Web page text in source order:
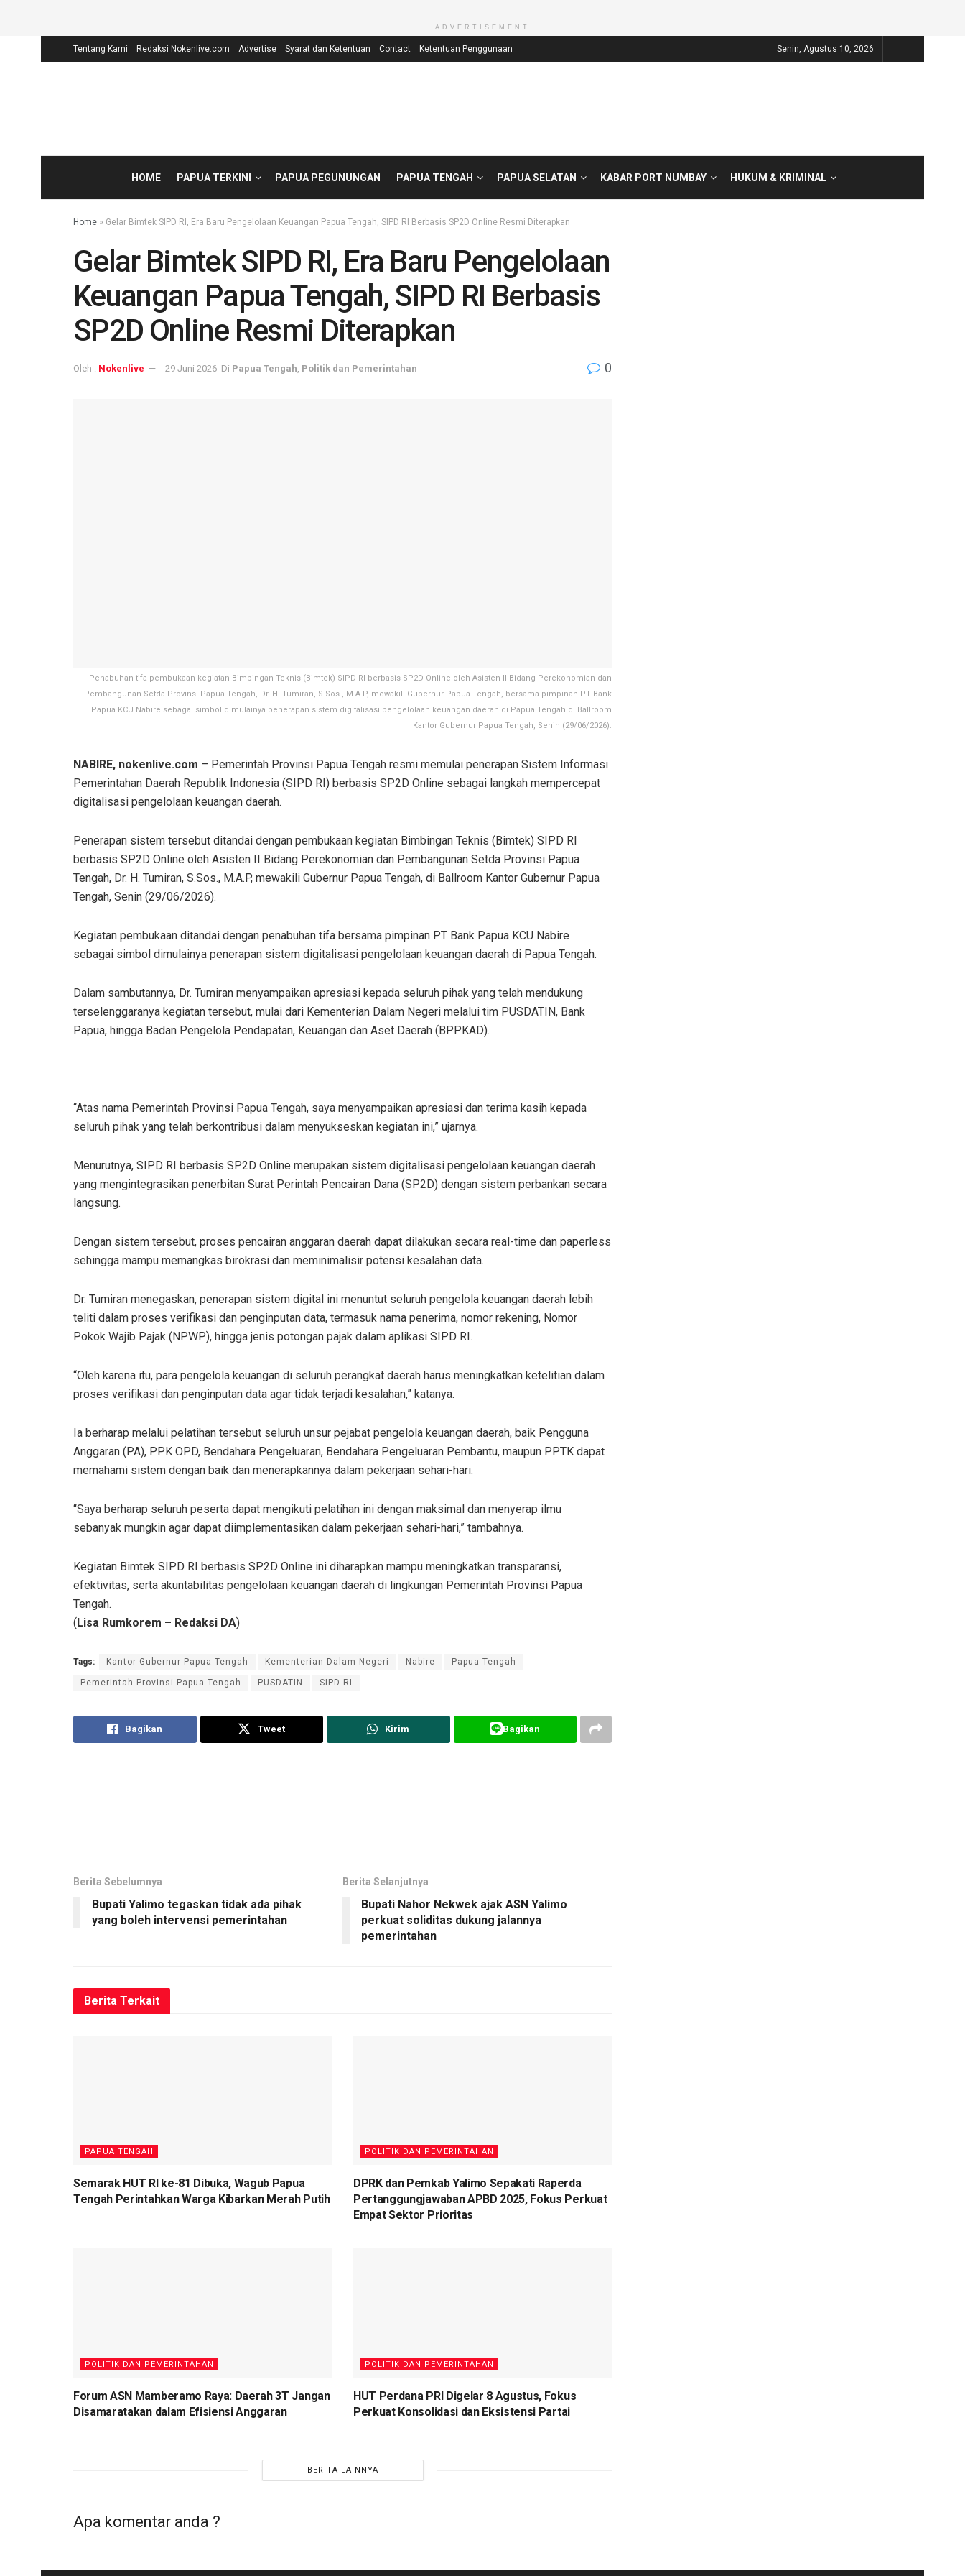
ADVERTISEMENT
Tentang Kami Redaksi Nokenlive.com Advertise Syarat dan Ketentuan Contact Ketentuan Penggunaan Senin, Agustus 10, 2026
HOME PAPUA TERKINI PAPUA PEGUNUNGAN PAPUA TENGAH PAPUA SELATAN KABAR PORT NUMBAY HUKUM & KRIMINAL
Home » Gelar Bimtek SIPD RI, Era Baru Pengelolaan Keuangan Papua Tengah, SIPD RI Berbasis SP2D Online Resmi Diterapkan
Gelar Bimtek SIPD RI, Era Baru Pengelolaan
Keuangan Papua Tengah, SIPD RI Berbasis
SP2D Online Resmi Diterapkan
Oleh : Nokenlive 29 Juni 2026 Di Papua Tengah Politik dan Pemerintahan 0
Penabuhan tifa pembukaan kegiatan Bimbingan Teknis (Bimtek) SIPD RI berbasis SP2D Online oleh Asisten II Bidang Perekonomian dan
Pembangunan Setda Provinsi Papua Tengah, Dr. H. Tumiran, S.Sos., M.A.P, mewakili Gubernur Papua Tengah, bersama pimpinan PT Bank
Papua KCU Nabire sebagai simbol dimulainya penerapan sistem digitalisasi pengelolaan keuangan daerah di Papua Tengah.di Ballroom
Kantor Gubernur Papua Tengah, Senin (29/06/2026).
NABIRE, nokenlive.com – Pemerintah Provinsi Papua Tengah resmi memulai penerapan Sistem Informasi
Pemerintahan Daerah Republik Indonesia (SIPD RI) berbasis SP2D Online sebagai langkah mempercepat
digitalisasi pengelolaan keuangan daerah.
Penerapan sistem tersebut ditandai dengan pembukaan kegiatan Bimbingan Teknis (Bimtek) SIPD RI
berbasis SP2D Online oleh Asisten II Bidang Perekonomian dan Pembangunan Setda Provinsi Papua
Tengah, Dr. H. Tumiran, S.Sos., M.A.P, mewakili Gubernur Papua Tengah, di Ballroom Kantor Gubernur Papua
Tengah, Senin (29/06/2026).
Kegiatan pembukaan ditandai dengan penabuhan tifa bersama pimpinan PT Bank Papua KCU Nabire
sebagai simbol dimulainya penerapan sistem digitalisasi pengelolaan keuangan daerah di Papua Tengah.
Dalam sambutannya, Dr. Tumiran menyampaikan apresiasi kepada seluruh pihak yang telah mendukung
terselenggaranya kegiatan tersebut, mulai dari Kementerian Dalam Negeri melalui tim PUSDATIN, Bank
Papua, hingga Badan Pengelola Pendapatan, Keuangan dan Aset Daerah (BPPKAD).
“Atas nama Pemerintah Provinsi Papua Tengah, saya menyampaikan apresiasi dan terima kasih kepada
seluruh pihak yang telah berkontribusi dalam menyukseskan kegiatan ini,” ujarnya.
Menurutnya, SIPD RI berbasis SP2D Online merupakan sistem digitalisasi pengelolaan keuangan daerah
yang mengintegrasikan penerbitan Surat Perintah Pencairan Dana (SP2D) dengan sistem perbankan secara
langsung.
Dengan sistem tersebut, proses pencairan anggaran daerah dapat dilakukan secara real-time dan paperless
sehingga mampu memangkas birokrasi dan meminimalisir potensi kesalahan data.
Dr. Tumiran menegaskan, penerapan sistem digital ini menuntut seluruh pengelola keuangan daerah lebih
teliti dalam proses verifikasi dan penginputan data, termasuk nama penerima, nomor rekening, Nomor
Pokok Wajib Pajak (NPWP), hingga jenis potongan pajak dalam aplikasi SIPD RI.
“Oleh karena itu, para pengelola keuangan di seluruh perangkat daerah harus meningkatkan ketelitian dalam
proses verifikasi dan penginputan data agar tidak terjadi kesalahan,” katanya.
Ia berharap melalui pelatihan tersebut seluruh unsur pejabat pengelola keuangan daerah, baik Pengguna
Anggaran (PA), PPK OPD, Bendahara Pengeluaran, Bendahara Pengeluaran Pembantu, maupun PPTK dapat
memahami sistem dengan baik dan menerapkannya dalam pekerjaan sehari-hari.
“Saya berharap seluruh peserta dapat mengikuti pelatihan ini dengan maksimal dan menyerap ilmu
sebanyak mungkin agar dapat diimplementasikan dalam pekerjaan sehari-hari,” tambahnya.
Kegiatan Bimtek SIPD RI berbasis SP2D Online ini diharapkan mampu meningkatkan transparansi,
efektivitas, serta akuntabilitas pengelolaan keuangan daerah di lingkungan Pemerintah Provinsi Papua
Tengah.
(Lisa Rumkorem – Redaksi DA)
Tags: Kantor Gubernur Papua Tengah Kementerian Dalam Negeri Nabire Papua Tengah
Pemerintah Provinsi Papua Tengah PUSDATIN SIPD-RI
Bagikan Tweet Kirim Bagikan
Berita Sebelumnya
Bupati Yalimo tegaskan tidak ada pihak
yang boleh intervensi pemerintahan
Berita Selanjutnya
Bupati Nahor Nekwek ajak ASN Yalimo
perkuat soliditas dukung jalannya
pemerintahan
Berita Terkait
PAPUA TENGAH
Semarak HUT RI ke-81 Dibuka, Wagub Papua
Tengah Perintahkan Warga Kibarkan Merah Putih
POLITIK DAN PEMERINTAHAN
DPRK dan Pemkab Yalimo Sepakati Raperda
Pertanggungjawaban APBD 2025, Fokus Perkuat
Empat Sektor Prioritas
POLITIK DAN PEMERINTAHAN
Forum ASN Mamberamo Raya: Daerah 3T Jangan
Disamaratakan dalam Efisiensi Anggaran
POLITIK DAN PEMERINTAHAN
HUT Perdana PRI Digelar 8 Agustus, Fokus
Perkuat Konsolidasi dan Eksistensi Partai
BERITA LAINNYA
Apa komentar anda ?